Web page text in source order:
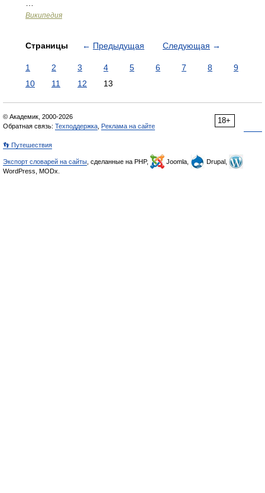
Википедия
Страницы ← Предыдущая Следующая →
1 2 3 4 5 6 7 8
9
10
11 12 13
18+
© Академик, 2000-2026
Обратная связь: Техподдержка Реклама на сайте
👣 Путешествия
Экспорт словарей на сайты , сделанные на PHP, Joomla,
Drupal,
WordPress, MODx.